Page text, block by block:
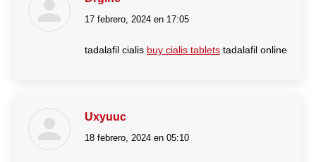
dice:
17 febrero, 2024 en 17:05
tadalafil cialis buy cialis tablets tadalafil online
Uxyuuc
dice:
18 febrero, 2024 en 05:10